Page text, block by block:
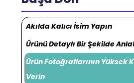
Akılda Kalıcı İsim Yapın
Ürünü Detaylı Bir Şekilde
Ürün Fotoğraflarının Yüksek
Verin